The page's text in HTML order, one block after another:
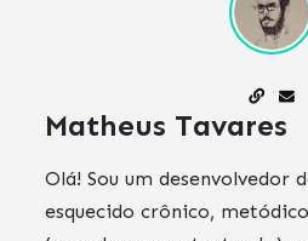
Matheus Tavares
Olá! Sou um desenvolvedor
esquecido crônico,